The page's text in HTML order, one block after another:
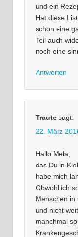
und ein
Hat diese
schon eine
Teil auch
noch eine
Antworten
Traute sagt:
22. März
Hallo Mela,
das Du in
habe mich
Obwohl ich
Menschen in
und nicht
manchmal